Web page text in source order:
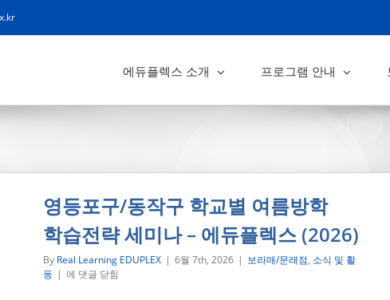
에듀플렉스 소개 프로그램 안내
영등포구/동작구 학교별 여름방학
학습전략 세미나 – 에듀플렉스 (2026)
By Real Learning EDUPLEX | 6월 7th, 2026 | 보라매/문래점, 소식 및 활
동 | 영
에 댓글 닫힘